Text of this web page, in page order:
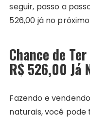
seguir, passo a
526,00 já no
Chance de
R$ 526,00 Já
Fazendo e
naturais, você